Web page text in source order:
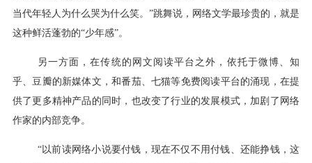
当代年轻人为什么哭为什么笑。”跳舞说，网络文学最珍贵的，就是
这种鲜活蓬勃的“少年感”。
另一方面，在传统的网文阅读平台之外，依托于微博、知
乎、豆瓣的新媒体文，和番茄、七猫等免费阅读平台的涌现，在提
供了更多精神产品的同时，也改变了行业的发展模式，加剧了网络
作家的内部竞争。
“以前读网络小说要付钱，现在不仅不用付钱、还能挣钱，这